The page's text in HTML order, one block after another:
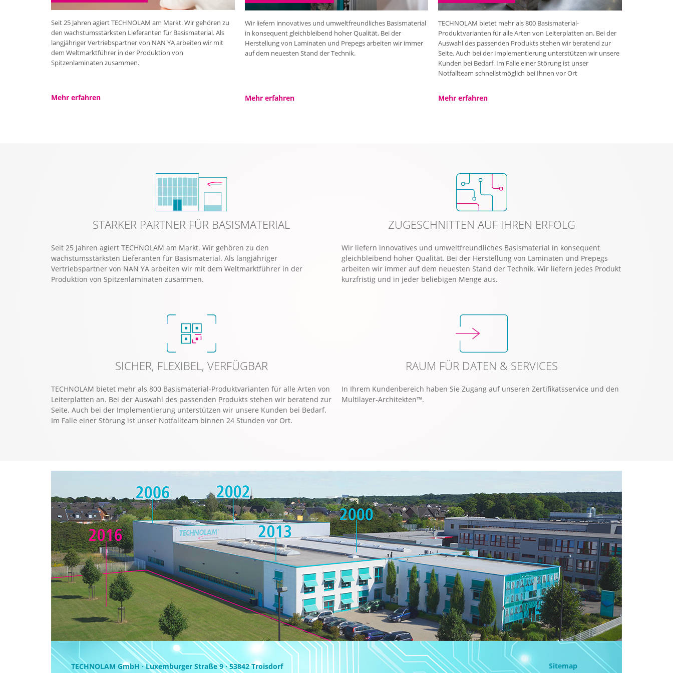
Seit 25 Jahren agiert TECHNOLAM am Markt. Wir gehören zu
den wachstumsstärksten Lieferanten für Basismaterial. Als
langjähriger Vertriebspartner von NAN YA arbeiten wir mit
dem Weltmarktführer in der Produktion von
Spitzenlaminaten zusammen.
Mehr erfahren
Wir liefern innovatives und umweltfreundliches Basismaterial
in konsequent gleichbleibend hoher Qualität. Bei der
Herstellung von Laminaten und Prepegs arbeiten wir immer
auf dem neuesten Stand der Technik.
Mehr erfahren
TECHNOLAM bietet mehr als 800 Basismaterial-
Produktvarianten für alle Arten von Leiterplatten an. Bei der
Auswahl des passenden Produkts stehen wir beratend zur
Seite. Auch bei der Implementierung unterstützen wir unsere
Kunden bei Bedarf. Im Falle einer Störung ist unser
Notfallteam schnellstmöglich bei Ihnen vor Ort
Mehr erfahren
STARKER PARTNER FÜR BASISMATERIAL
Seit 25 Jahren agiert TECHNOLAM am Markt. Wir gehören zu den
wachstumsstärksten Lieferanten für Basismaterial. Als langjähriger
Vertriebspartner von NAN YA arbeiten wir mit dem Weltmarktführer in der
Produktion von Spitzenlaminaten zusammen.
ZUGESCHNITTEN AUF IHREN ERFOLG
Wir liefern innovatives und umweltfreundliches Basismaterial in konsequent
gleichbleibend hoher Qualität. Bei der Herstellung von Laminaten und Prepegs
arbeiten wir immer auf dem neuesten Stand der Technik. Wir liefern jedes Produkt
kurzfristig und in jeder beliebigen Menge aus.
SICHER, FLEXIBEL, VERFÜGBAR
TECHNOLAM bietet mehr als 800 Basismaterial-Produktvarianten für alle Arten von
Leiterplatten an. Bei der Auswahl des passenden Produkts stehen wir beratend zur
Seite. Auch bei der Implementierung unterstützen wir unsere Kunden bei Bedarf.
Im Falle einer Störung ist unser Notfallteam binnen 24 Stunden vor Ort.
RAUM FÜR DATEN & SERVICES
In Ihrem Kundenbereich haben Sie Zugang auf unseren Zertifikatsservice und den
Multilayer-Architekten™.
TECHNOLAM GmbH · Luxemburger Straße 9 · 53842 Troisdorf
Sitemap